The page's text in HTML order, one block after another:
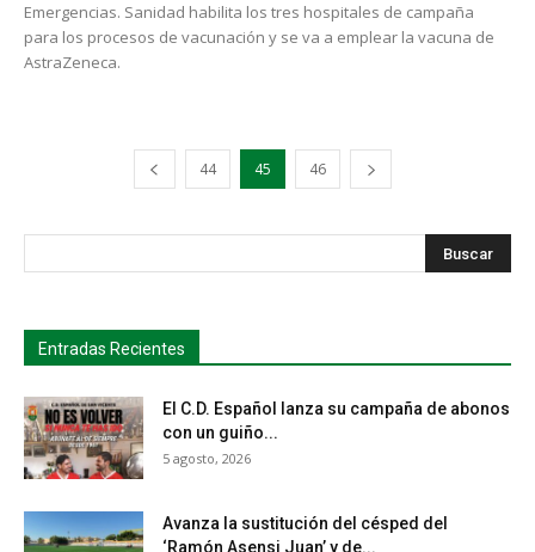
Emergencias. Sanidad habilita los tres hospitales de campaña
para los procesos de vacunación y se va a emplear la vacuna de
AstraZeneca.
44 45 46
Entradas Recientes
El C.D. Español lanza su campaña de abonos
con un guiño...
5 agosto, 2026
Avanza la sustitución del césped del
‘Ramón Asensi Juan’ y de...